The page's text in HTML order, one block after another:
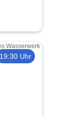
19:30 Uhr